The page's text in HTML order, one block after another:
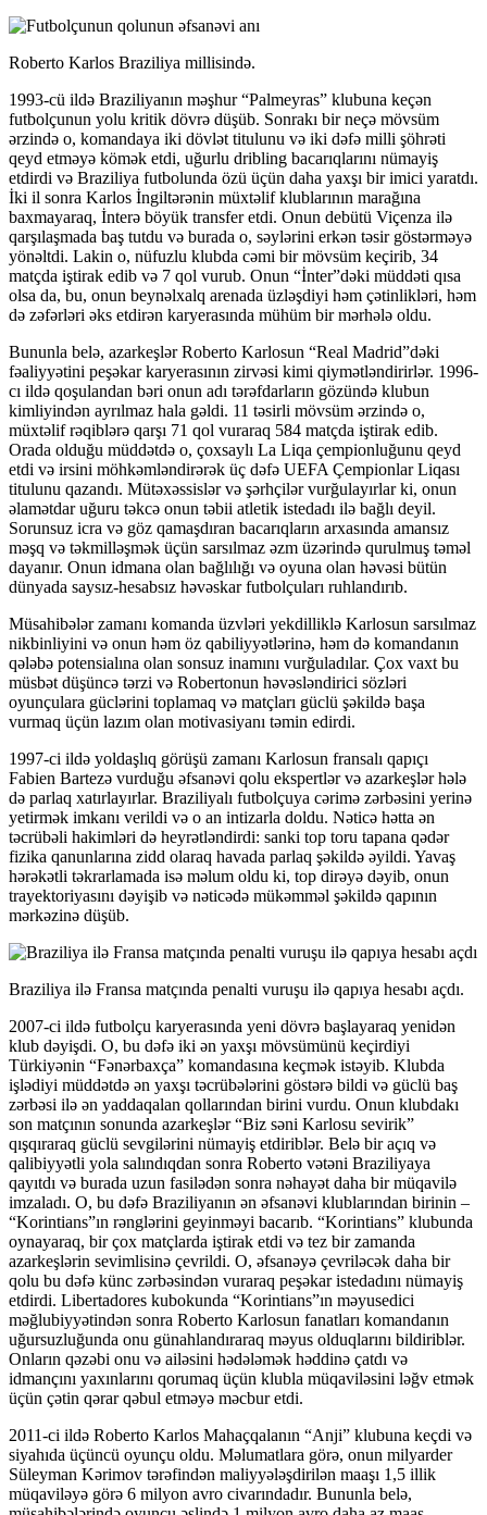
Roberto Karlos Braziliya millisində.
1993-cü ildə Braziliyanın məşhur “Palmeyras” klubuna keçən
futbolçunun yolu kritik dövrə düşüb. Sonrakı bir neçə mövsüm
ərzində o, komandaya iki dövlət titulunu və iki dəfə milli şöhrəti
qeyd etməyə kömək etdi, uğurlu dribling bacarıqlarını nümayiş
etdirdi və Braziliya futbolunda özü üçün daha yaxşı bir imici yaratdı.
İki il sonra Karlos İngiltərənin müxtəlif klublarının marağına
baxmayaraq, İnterə böyük transfer etdi. Onun debütü Viçenza ilə
qarşılaşmada baş tutdu və burada o, səylərini erkən təsir göstərməyə
yönəltdi. Lakin o, nüfuzlu klubda cəmi bir mövsüm keçirib, 34
matçda iştirak edib və 7 qol vurub. Onun “İnter”dəki müddəti qısa
olsa da, bu, onun beynəlxalq arenada üzləşdiyi həm çətinlikləri, həm
də zəfərləri əks etdirən karyerasında mühüm bir mərhələ oldu.
Bununla belə, azarkeşlər Roberto Karlosun “Real Madrid”dəki
fəaliyyətini peşəkar karyerasının zirvəsi kimi qiymətləndirirlər. 1996-
cı ildə qoşulandan bəri onun adı tərəfdarların gözündə klubun
kimliyindən ayrılmaz hala gəldi. 11 təsirli mövsüm ərzində o,
müxtəlif rəqiblərə qarşı 71 qol vuraraq 584 matçda iştirak edib.
Orada olduğu müddətdə o, çoxsaylı La Liqa çempionluğunu qeyd
etdi və irsini möhkəmləndirərək üç dəfə UEFA Çempionlar Liqası
titulunu qazandı. Mütəxəssislər və şərhçilər vurğulayırlar ki, onun
əlamətdar uğuru təkcə onun təbii atletik istedadı ilə bağlı deyil.
Sorunsuz icra və göz qamaşdıran bacarıqların arxasında amansız
məşq və təkmilləşmək üçün sarsılmaz əzm üzərində qurulmuş təməl
dayanır. Onun idmana olan bağlılığı və oyuna olan həvəsi bütün
dünyada saysız-hesabsız həvəskar futbolçuları ruhlandırıb.
Müsahibələr zamanı komanda üzvləri yekdilliklə Karlosun sarsılmaz
nikbinliyini və onun həm öz qabiliyyətlərinə, həm də komandanın
qələbə potensialına olan sonsuz inamını vurğuladılar. Çox vaxt bu
müsbət düşüncə tərzi və Robertonun həvəsləndirici sözləri
oyunçulara güclərini toplamaq və matçları güclü şəkildə başa
vurmaq üçün lazım olan motivasiyanı təmin edirdi.
1997-ci ildə yoldaşlıq görüşü zamanı Karlosun fransalı qapıçı
Fabien Bartezə vurduğu əfsanəvi qolu ekspertlər və azarkeşlər hələ
də parlaq xatırlayırlar. Braziliyalı futbolçuya cərimə zərbəsini yerinə
yetirmək imkanı verildi və o an intizarla doldu. Nəticə hətta ən
təcrübəli hakimləri də heyrətləndirdi: sanki top toru tapana qədər
fizika qanunlarına zidd olaraq havada parlaq şəkildə əyildi. Yavaş
hərəkətli təkrarlamada isə məlum oldu ki, top dirəyə dəyib, onun
trayektoriyasını dəyişib və nəticədə mükəmməl şəkildə qapının
mərkəzinə düşüb.
Braziliya ilə Fransa matçında penalti vuruşu ilə qapıya hesabı açdı.
2007-ci ildə futbolçu karyerasında yeni dövrə başlayaraq yenidən
klub dəyişdi. O, bu dəfə iki ən yaxşı mövsümünü keçirdiyi
Türkiyənin “Fənərbaxça” komandasına keçmək istəyib. Klubda
işlədiyi müddətdə ən yaxşı təcrübələrini göstərə bildi və güclü baş
zərbəsi ilə ən yaddaqalan qollarından birini vurdu. Onun klubdakı
son matçının sonunda azarkeşlər “Biz səni Karlosu sevirik”
qışqıraraq güclü sevgilərini nümayiş etdiriblər. Belə bir açıq və
qalibiyyətli yola salındıqdan sonra Roberto vətəni Braziliyaya
qayıtdı və burada uzun fasilədən sonra nəhayət daha bir müqavilə
imzaladı. O, bu dəfə Braziliyanın ən əfsanəvi klublarından birinin –
“Korintians”ın rənglərini geyinməyi bacarıb. “Korintians” klubunda
oynayaraq, bir çox matçlarda iştirak etdi və tez bir zamanda
azarkeşlərin sevimlisinə çevrildi. O, əfsanəyə çevriləcək daha bir
qolu bu dəfə künc zərbəsindən vuraraq peşəkar istedadını nümayiş
etdirdi. Libertadores kubokunda “Korintians”ın məyusedici
məğlubiyyətindən sonra Roberto Karlosun fanatları komandanın
uğursuzluğunda onu günahlandıraraq məyus olduqlarını bildiriblər.
Onların qəzəbi onu və ailəsini hədələmək həddinə çatdı və
idmançını yaxınlarını qorumaq üçün klubla müqaviləsini ləğv etmək
üçün çətin qərar qəbul etməyə məcbur etdi.
2011-ci ildə Roberto Karlos Mahaçqalanın “Anji” klubuna keçdi və
siyahıda üçüncü oyunçu oldu. Məlumatlara görə, onun milyarder
Süleyman Kərimov tərəfindən maliyyələşdirilən maaşı 1,5 illik
müqaviləyə görə 6 milyon avro civarındadır. Bununla belə,